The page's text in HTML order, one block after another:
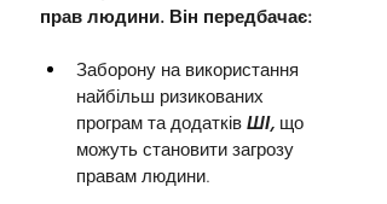
прав людини. Він передбачає:
Заборону на використання
найбільш ризикованих
програм та додатків ШІ, що
можуть становити загрозу
правам людини.